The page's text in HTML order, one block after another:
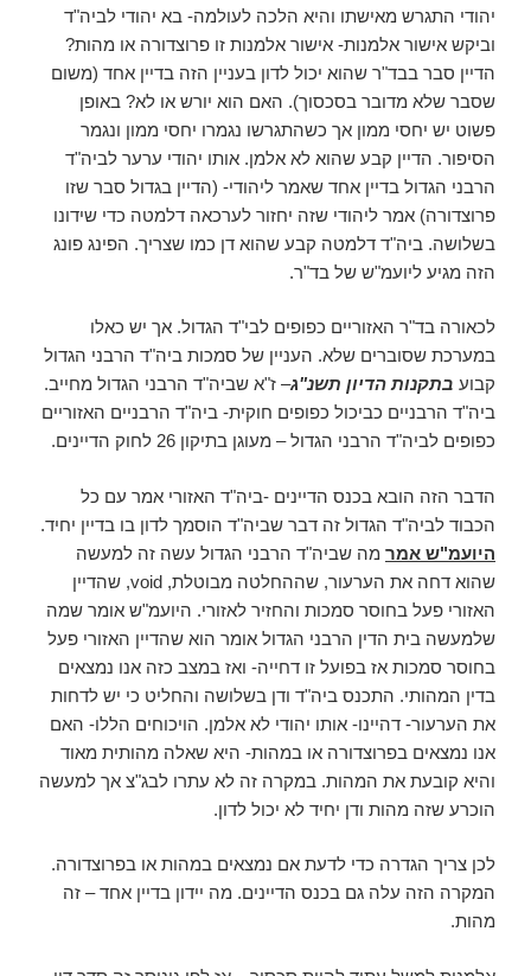
יהודי התגרש מאישתו והיא הלכה לעולמה- בא יהודי לביה"ד
וביקש אישור אלמנות- אישור אלמנות זו פרוצדורה או מהות?
הדיין סבר בבד"ר שהוא יכול לדון בעניין הזה בדיין אחד (משום
שסבר שלא מדובר בסכסוך). האם הוא יורש או לא? באופן
פשוט יש יחסי ממון אך כשהתגרשו נגמרו יחסי ממון ונגמר
הסיפור. הדיין קבע שהוא לא אלמן. אותו יהודי ערער לביה"ד
הרבני הגדול בדיין אחד שאמר ליהודי- (הדיין בגדול סבר שזו
פרוצדורה) אמר ליהודי שזה יחזור לערכאה דלמטה כדי שידונו
בשלושה. ביה"ד דלמטה קבע שהוא דן כמו שצריך. הפינג פונג
הזה מגיע ליועמ"ש של בד"ר.
לכאורה בד"ר האזוריים כפופים לבי"ד הגדול. אך יש כאלו
במערכת שסוברים שלא. העניין של סמכות ביה"ד הרבני הגדול
קבוע בתקנות הדיון תשנ"ג– ז"א שביה"ד הרבני הגדול מחייב.
ביה"ד הרבניים כביכול כפופים חוקית- ביה"ד הרבניים האזוריים
כפופים לביה"ד הרבני הגדול – מעוגן בתיקון 26 לחוק הדיינים.
הדבר הזה הובא בכנס הדיינים -ביה"ד האזורי אמר עם כל
הכבוד לביה"ד הגדול זה דבר שביה"ד הוסמך לדון בו בדיין יחיד.
היועמ"ש אמר מה שביה"ד הרבני הגדול עשה זה למעשה
שהוא דחה את הערעור, שההחלטה מבוטלת, void, שהדיין
האזורי פעל בחוסר סמכות והחזיר לאזורי. היועמ"ש אומר שמה
שלמעשה בית הדין הרבני הגדול אומר הוא שהדיין האזורי פעל
בחוסר סמכות אז בפועל זו דחייה- ואז במצב כזה אנו נמצאים
בדין המהותי. התכנס ביה"ד ודן בשלושה והחליט כי יש לדחות
את הערעור- דהיינו- אותו יהודי לא אלמן. הויכוחים הללו- האם
אנו נמצאים בפרוצדורה או במהות- היא שאלה מהותית מאוד
והיא קובעת את המהות. במקרה זה לא עתרו לבג"צ אך למעשה
הוכרע שזה מהות ודן יחיד לא יכול לדון.
לכן צריך הגדרה כדי לדעת אם נמצאים במהות או בפרוצדורה.
המקרה הזה עלה גם בכנס הדיינים. מה יידון בדיין אחד – זה
מהות.